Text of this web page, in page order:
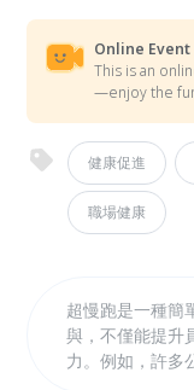
Online Event
This is an
—enjoy the
健康促進
職場健康
超慢跑是一種簡
與，不僅能提升
力。例如，許多